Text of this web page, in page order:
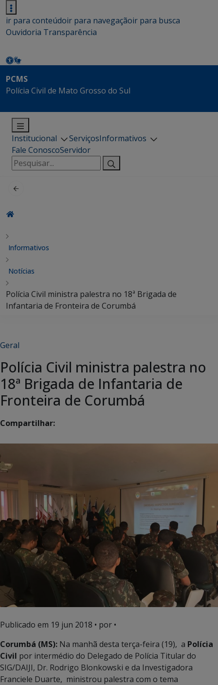
ir para conteúdoir para navegaçãoir para busca
Ouvidoria Transparência
PCMS
Polícia Civil de Mato Grosso do Sul
Institucional ServiçosInformativos
Fale ConoscoServidor
Pesquisar
por:
Informativos
Notícias
Polícia Civil ministra palestra no 18ª Brigada de
Infantaria de Fronteira de Corumbá
Geral
Polícia Civil ministra palestra no
18ª Brigada de Infantaria de
Fronteira de Corumbá
Compartilhar:
Publicado em 19 jun 2018 • por •
Corumbá (MS): Na manhã desta terça-feira (19), a Polícia
Civil por intermédio do Delegado de Polícia Titular do
SIG/DAIJI, Dr. Rodrigo Blonkowski e da Investigadora
Franciele Duarte, ministrou palestra com o tema